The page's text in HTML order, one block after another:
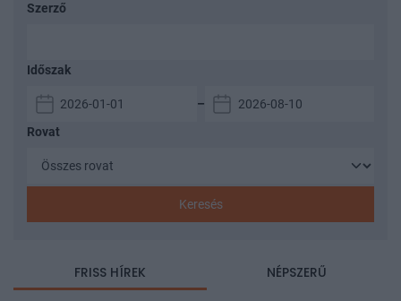
Szerző
Időszak
–
Rovat
Keresés
FRISS HÍREK NÉPSZERŰ